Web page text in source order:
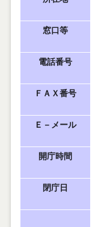
窓口等
電話番号
ＦＡＸ番号
Ｅ－メール
開庁時間
閉庁日